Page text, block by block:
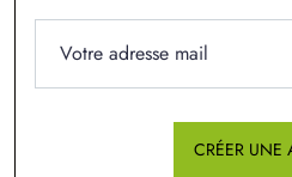
CRÉER UNE